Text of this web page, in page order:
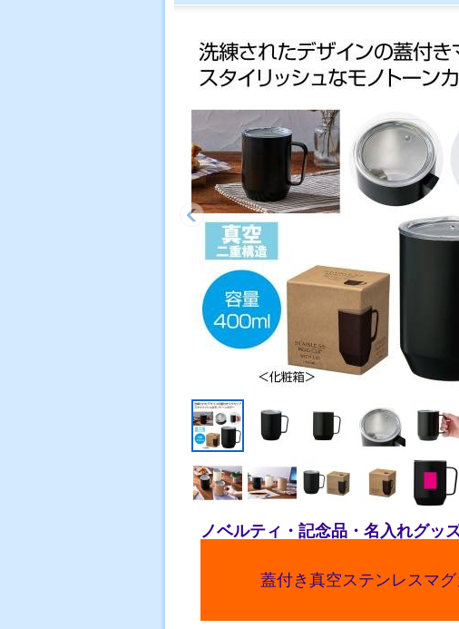
ノベルティ・記念品・名入れグ
蓋付き真空ステンレスマ